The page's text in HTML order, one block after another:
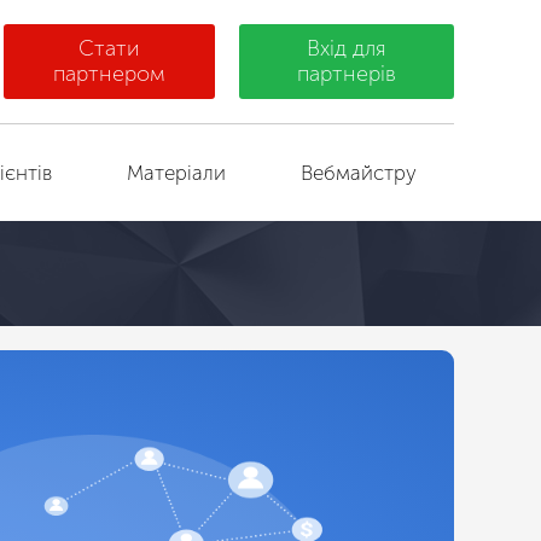
Стати
партнером
Вхід для
партнерів
Матеріали Вебмайстру